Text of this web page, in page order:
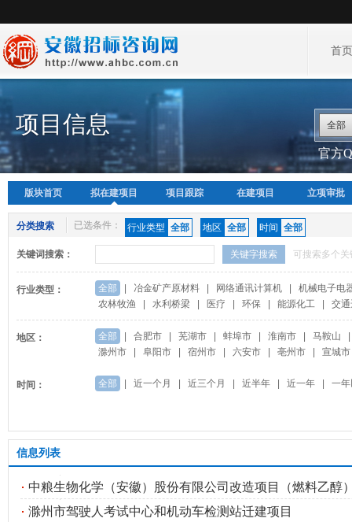
首
项目信息 全部
官方
版块首页 拟在建项目 项目跟踪 在建项目 立项审批
分类搜索 已选条件： 行业类型 全部 地区 全部 时间 全部
关键词搜索： 关键字搜索 可搜索多个
行业类型： 全部 冶金矿产原材料 网络通讯计算机
机械电子电
农林牧渔
水利桥梁 医疗 环保 能源化工 交
地区： 全部 合肥市 芜湖市 蚌埠市 淮南市 马鞍山
滁州市
阜阳市 宿州市 六安市 亳州市 宣城市
时间： 全部 近一个月 近三个月 近半年 近一年 一
信息列表
中粮生物化学（安徽）股份有限公司改造项目（燃料乙醇
滁州市驾驶人考试中心和机动车检测站迁建项目